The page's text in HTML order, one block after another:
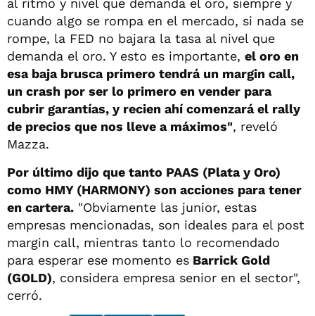
al ritmo y nivel que demanda el oro, siempre y
cuando algo se rompa en el mercado, si nada se
rompe, la FED no bajara la tasa al nivel que
demanda el oro. Y esto es importante, el oro en
esa baja brusca primero tendrá un margin call,
un crash por ser lo primero en vender para
cubrir garantías, y recien ahí comenzará el rally
de precios que nos lleve a máximos", reveló
Mazza.
Por último dijo que tanto PAAS (Plata y Oro)
como HMY (HARMONY) son acciones para tener
en cartera. "Obviamente las junior, estas
empresas mencionadas, son ideales para el post
margin call, mientras tanto lo recomendado
para esperar ese momento es Barrick Gold
(GOLD), considera empresa senior en el sector",
cerró.